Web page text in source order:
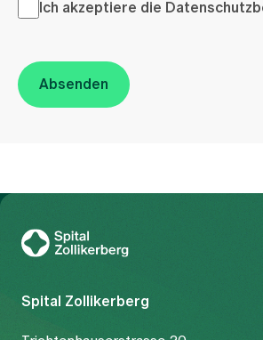
Ich akzeptiere die <a href="/de/
Ich akzeptiere die
Absenden
Spital Zollikerberg